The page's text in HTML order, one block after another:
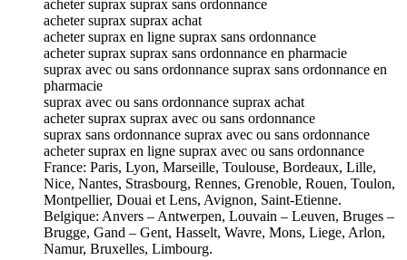
acheter suprax suprax sans ordonnance
acheter suprax suprax achat
acheter suprax en ligne suprax sans ordonnance
acheter suprax suprax sans ordonnance en pharmacie
suprax avec ou sans ordonnance suprax sans ordonnance en
pharmacie
suprax avec ou sans ordonnance suprax achat
acheter suprax suprax avec ou sans ordonnance
suprax sans ordonnance suprax avec ou sans ordonnance
acheter suprax en ligne suprax avec ou sans ordonnance
France: Paris, Lyon, Marseille, Toulouse, Bordeaux, Lille,
Nice, Nantes, Strasbourg, Rennes, Grenoble, Rouen, Toulon,
Montpellier, Douai et Lens, Avignon, Saint-Etienne.
Belgique: Anvers – Antwerpen, Louvain – Leuven, Bruges –
Brugge, Gand – Gent, Hasselt, Wavre, Mons, Liege, Arlon,
Namur, Bruxelles, Limbourg.